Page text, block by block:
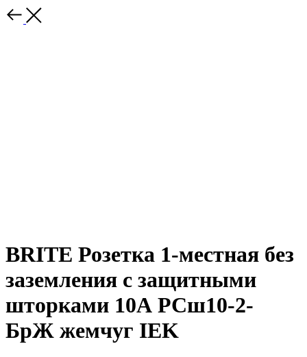
BRITE Розетка 1-местная без
заземления с защитными
шторками 10А РСш10-2-
БрЖ жемчуг IEK